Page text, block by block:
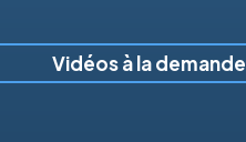
Vidéos à la demande